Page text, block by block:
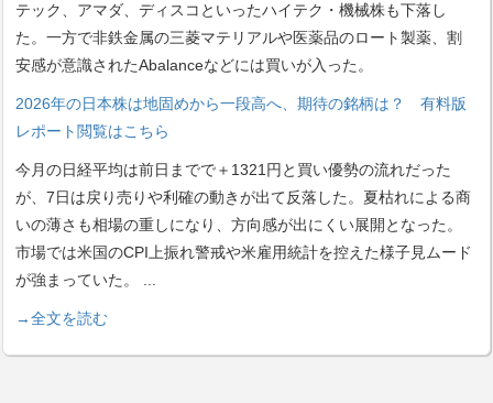
テック、アマダ、ディスコといったハイテク・機械株も下落し
た。一方で非鉄金属の三菱マテリアルや医薬品のロート製薬、割
安感が意識されたAbalanceなどには買いが入った。
2026年の日本株は地固めから一段高へ、期待の銘柄は？ 有料版
レポート閲覧はこちら
今月の日経平均は前日までで＋1321円と買い優勢の流れだった
が、7日は戻り売りや利確の動きが出て反落した。夏枯れによる商
いの薄さも相場の重しになり、方向感が出にくい展開となった。
市場では米国のCPI上振れ警戒や米雇用統計を控えた様子見ムード
が強まっていた。
→全文を読む